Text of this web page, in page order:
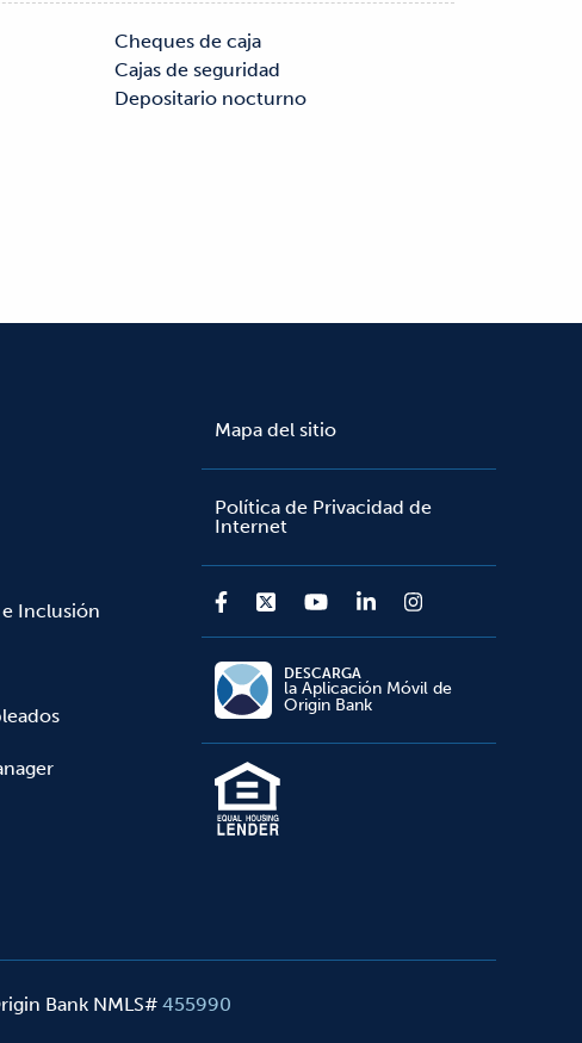
Depositario nocturno
Inclusión
Mapa del sitio
Política de Privacidad de
Internet
DESCARGA
la Aplicación Móvil de
Origin Bank
Bank NMLS# 455990